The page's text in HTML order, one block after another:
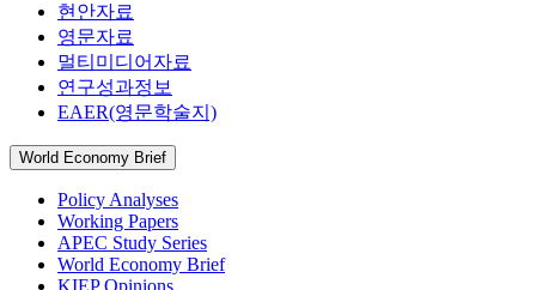
현안자료
영문자료
멀티미디어자료
연구성과정보
EAER(영문학술지)
World Economy Brief
Policy Analyses
Working Papers
APEC Study Series
World Economy Brief